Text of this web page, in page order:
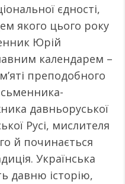
єдності,
якого цього року
Юрій
календарем –
преподобного
давньоруської
Русі, мислителя
й починається
Українська
давню історію,